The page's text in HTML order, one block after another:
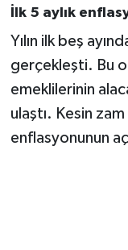
İlk 5 aylık
Yılın ilk beş
gerçekleşti. Bu
emeklilerinin
ulaştı. Kesin zam
enflasyonunun